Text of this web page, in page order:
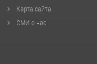
Карта сайта
СМИ о нас